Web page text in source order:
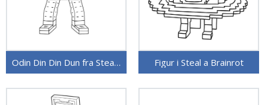
Odin Din Din Dun fra Steal a Brainrot Figur i Steal a Brainrot